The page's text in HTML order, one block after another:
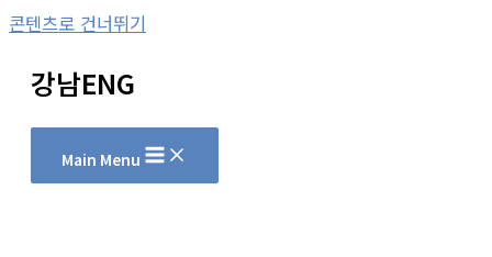
콘텐츠로 건너뛰기
강남ENG
Main Menu